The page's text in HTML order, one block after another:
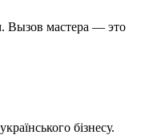
Вызов мастера — это
бізнесу.